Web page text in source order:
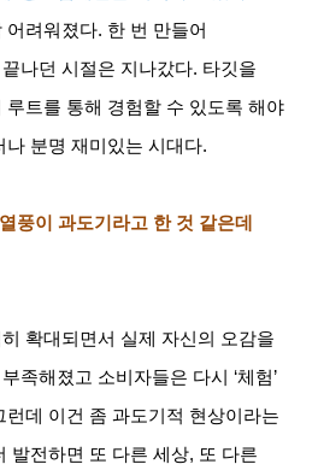
어려워졌다. 한 번 만들어
나던 시절은 지나갔다. 타깃을
루트를 통해 경험할 수 있도록 해야
나 분명 재미있는 시대다.
열풍이 과도기라고 한 것 같은데
확대되면서 실제 자신의 오감을
족해졌고 소비자들은 다시
‘체험’
런데 이건 좀 과도기적 현상이라는
발전하면 또 다른 세상, 또 다른